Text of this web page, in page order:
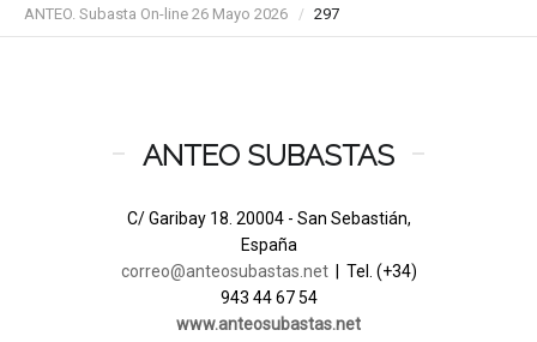
ANTEO. Subasta On-line 26 Mayo 2026 / 297
ANTEO SUBASTAS
C/ Garibay 18. 20004 - San Sebastián,
España
correo@anteosubastas.net| Tel. (+34)
943 44 67 54
www.anteosubastas.net